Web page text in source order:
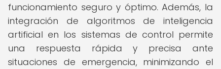
funcionamiento seguro y óptimo. Además, la
integración de algoritmos de inteligencia
artificial en los sistemas de control permite
una respuesta rápida y precisa ante
situaciones de emergencia, minimizando el